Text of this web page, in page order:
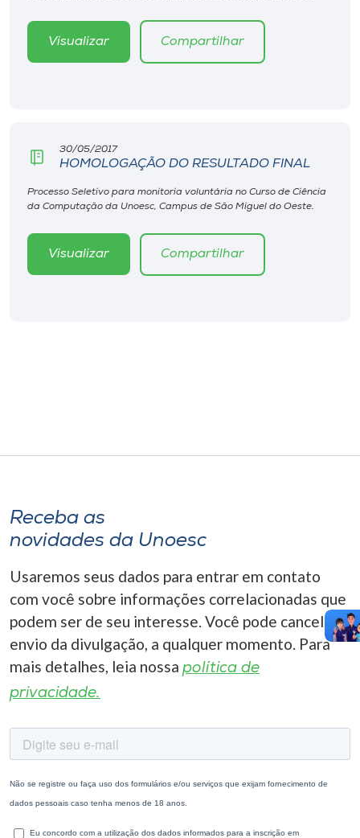
Visualizar Compartilhar
30/05/2017
HOMOLOGAÇÃO DO RESULTADO FINAL
Processo Seletivo para monitoria voluntária no Curso de Ciência
da Computação da Unoesc, Campus de São Miguel do Oeste.
Visualizar Compartilhar
Receba as
novidades da Unoesc
Usaremos seus dados para entrar em contato
com você sobre informações correlacionadas que
podem ser de seu interesse. Você pode cancelar o
envio da divulgação, a qualquer momento. Para
mais detalhes, leia nossa política de
privacidade.